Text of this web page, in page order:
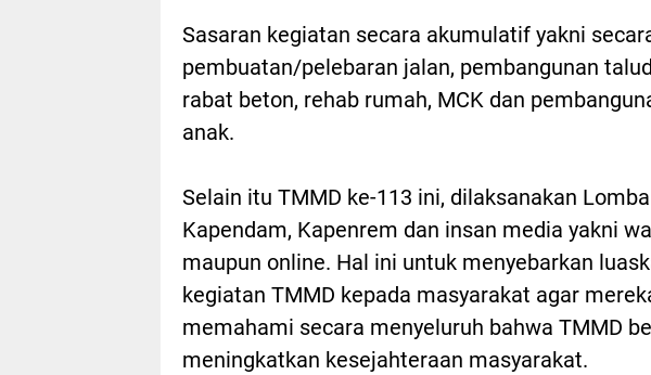
Sasaran kegiatan secara akumulatif yakni
pembuatan/pelebaran jalan, pembangunan
rabat beton, rehab rumah, MCK dan
anak.
Selain itu TMMD ke-113 ini, dilaksanakan
Kapendam, Kapenrem dan insan media yakni
maupun online. Hal ini untuk menyebarkan
kegiatan TMMD kepada masyarakat agar
memahami secara menyeluruh bahwa TMMD
meningkatkan kesejahteraan masyarakat.